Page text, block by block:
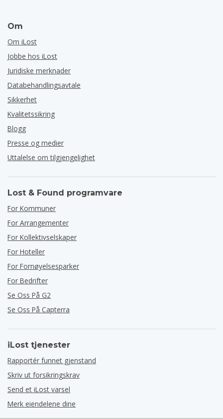
Om
Om iLost
Jobbe hos iLost
Juridiske merknader
Databehandlingsavtale
Sikkerhet
Kvalitetssikring
Blogg
Presse og medier
Uttalelse om tilgjengelighet
Lost & Found programvare
For Kommuner
For Arrangementer
For Kollektivselskaper
For Hoteller
For Fornøyelsesparker
For Bedrifter
Se Oss På G2
Se Oss På Capterra
iLost tjenester
Rapportér funnet gjenstand
Skriv ut forsikringskrav
Send et iLost varsel
Merk eiendelene dine